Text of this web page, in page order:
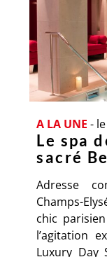
A LA UNE -
Le spa
sacré
Adresse
Champs-
chic
l’agitation
Luxury Day